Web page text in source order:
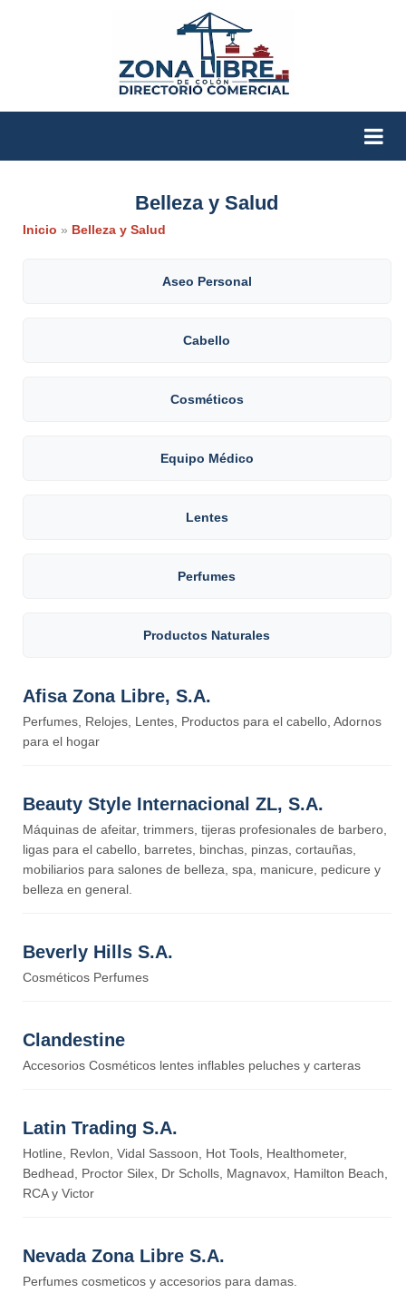
Belleza y Salud
Inicio » Belleza y Salud
Aseo Personal
Cabello
Cosméticos
Equipo Médico
Lentes
Perfumes
Productos Naturales
Afisa Zona Libre, S.A.
Perfumes, Relojes, Lentes, Productos para el cabello, Adornos
para el hogar
Beauty Style Internacional ZL, S.A.
Máquinas de afeitar, trimmers, tijeras profesionales de barbero,
ligas para el cabello, barretes, binchas, pinzas, cortauñas,
mobiliarios para salones de belleza, spa, manicure, pedicure y
belleza en general.
Beverly Hills S.A.
Cosméticos Perfumes
Clandestine
Accesorios Cosméticos lentes inflables peluches y carteras
Latin Trading S.A.
Hotline, Revlon, Vidal Sassoon, Hot Tools, Healthometer,
Bedhead, Proctor Silex, Dr Scholls, Magnavox, Hamilton Beach,
RCA y Victor
Nevada Zona Libre S.A.
Perfumes cosmeticos y accesorios para damas.